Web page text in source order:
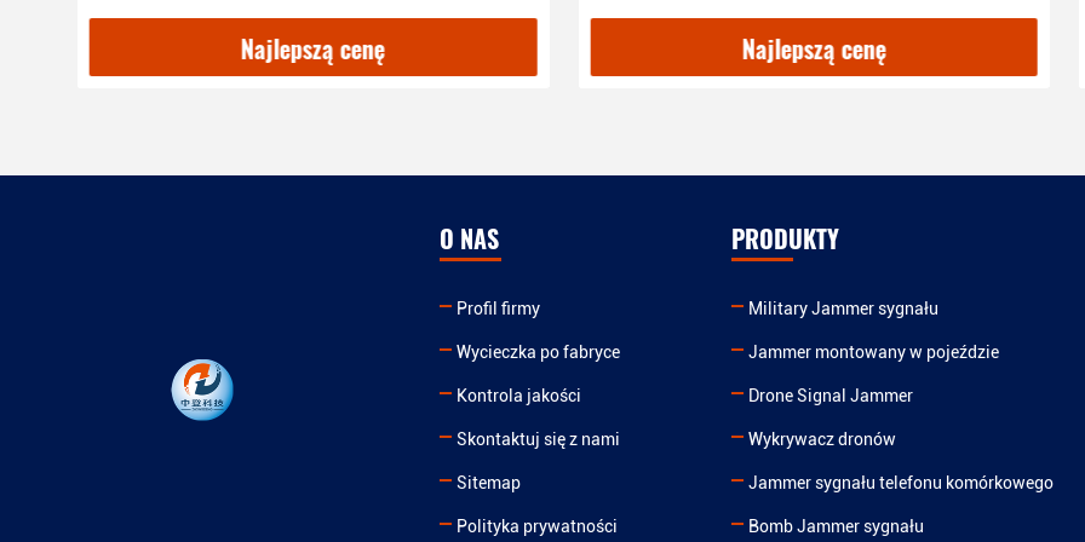
Najlepszą cenę Najlepszą cenę
O NAS
Profil firmy
Wycieczka po fabryce
Kontrola jakości
Skontaktuj się z nami
Sitemap
Polityka prywatności
PRODUKTY
Military Jammer sygnału
Jammer montowany w pojeździe
Drone Signal Jammer
Wykrywacz dronów
Jammer sygnału telefonu komórkowego
Bomb Jammer sygnału